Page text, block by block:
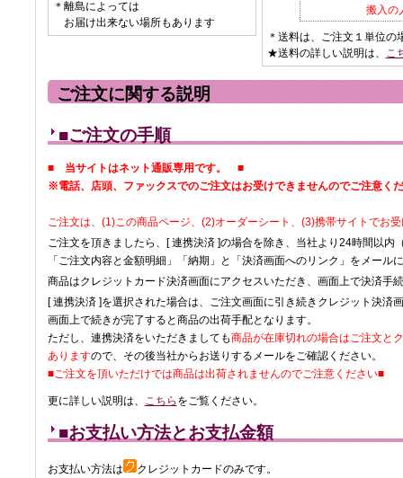
＊離島によっては
お届け出来ない場所もあります
搬入の
＊送料は、ご注文１単位の
★送料の詳しい説明は、
こ
ご注文に関する説明
■ご注文の手順
■ 当サイトはネット通販専用です。 ■
※電話、店頭、ファックスでのご注文はお受けできませんのでご注意く
ご注文は、(1)この商品ページ、(2)オーダーシート、(3)携帯サイトでお
ご注文を頂きましたら、[ 連携決済 ]の場合を除き、当社より24時間以内
「ご注文内容と金額明細」「納期」と「決済画面へのリンク」をメール
商品はクレジットカード決済画面にアクセスいただき、画面上で決済手
[ 連携決済 ]を選択された場合は、ご注文画面に引き続きクレジット決済
画面上で続きが完了すると商品の出荷手配となります。
ただし、連携決済をいただきましても商品が在庫切れの場合はご注文と
ありますので、その後当社からお送りするメールをご確認ください。
■ご注文を頂いただけでは商品は出荷されませんのでご注意ください■
更に詳しい説明は、 こちら をご覧ください。
■お支払い方法とお支払金額
お支払い方法は
クレジットカードのみです。